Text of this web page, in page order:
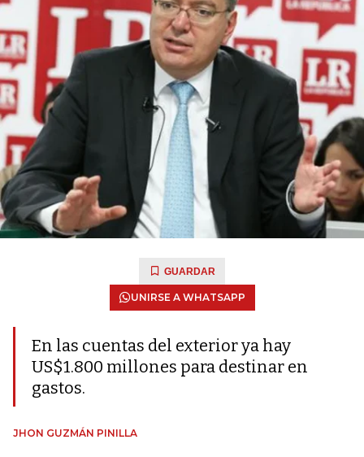
GUARDAR
UNIRSE A WHATSAPP
En las cuentas del exterior ya hay
US$1.800 millones para destinar en
gastos.
JHON GUZMÁN PINILLA